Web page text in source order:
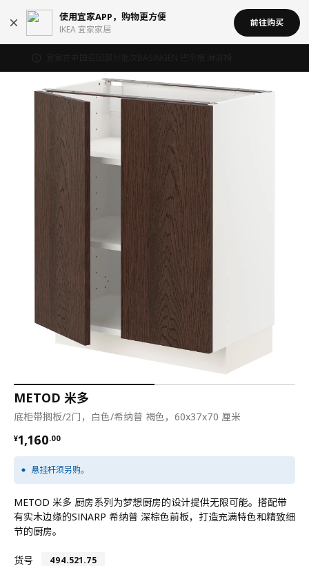
使用宜家APP，购物更方便
IKEA 宜家家居
前往购买
METOD 米多
底柜带搁板/2门，白色/希纳普 褐色，60x37x70 厘米
¥1,160.00
¥ 1160.00
悬挂杆须另购。
METOD 米多 厨房系列为梦想厨房的设计提供无限可能。搭配带
有实木边缘的SINARP 希纳普 深棕色前板，打造充满特色和精致细
节的厨房。
货号 494.521.75